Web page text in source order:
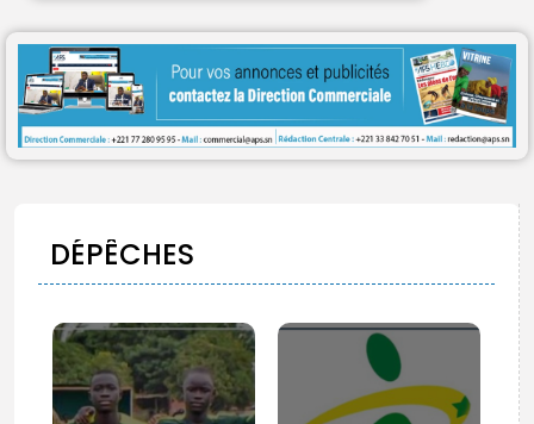
Search
for:
Search
Button
DÉPÊCHES